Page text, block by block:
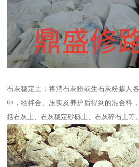
石灰稳定土：将消石灰粉或生石灰粉掺人
中，经拌合、压实及养护后得到的混合料
括石灰土、石灰稳定砂砾土、石灰碎石土等。